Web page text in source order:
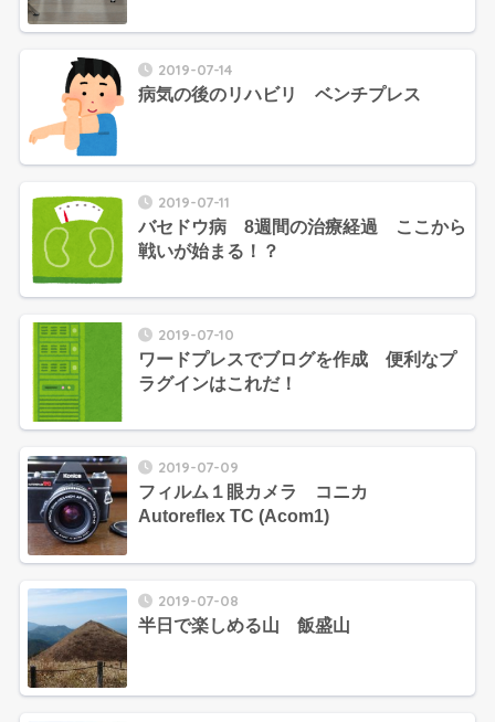
2019-07-14
病気の後のリハビリ ベンチプレス
2019-07-11
バセドウ病 8週間の治療経過 ここから
戦いが始まる！？
2019-07-10
ワードプレスでブログを作成 便利なプ
ラグインはこれだ！
2019-07-09
フィルム１眼カメラ コニカ
Autoreflex TC (Acom1)
2019-07-08
半日で楽しめる山 飯盛山